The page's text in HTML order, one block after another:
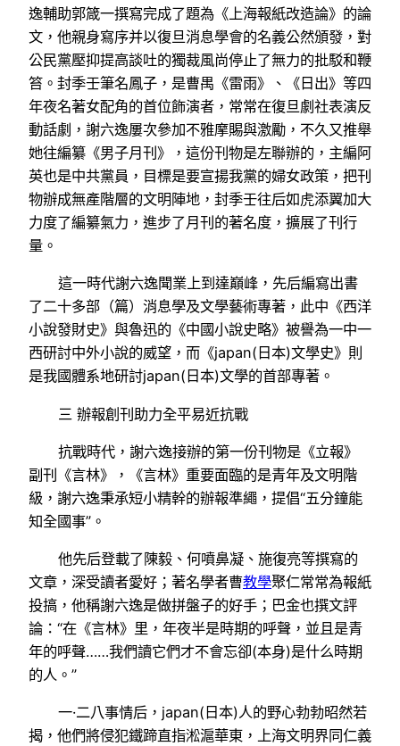
逸輔助郭箴一撰寫完成了題為《上海報紙改造論》的論
文，他親身寫序并以復旦消息學會的名義公然頒發，對
公民黨壓抑提高談吐的獨裁風尚停止了無力的批駁和鞭
笞。封季壬筆名鳳子，是曹禺《雷雨》、《日出》等四
年夜名著女配角的首位飾演者，常常在復旦劇社表演反
動話劇，謝六逸屢次參加不雅摩賜與激勵，不久又推舉
她往編纂《男子月刊》，這份刊物是左聯辦的，主編阿
英也是中共黨員，目標是要宣揚我黨的婦女政策，把刊
物辦成無產階層的文明陣地，封季壬往后如虎添翼加大
力度了編纂氣力，進步了月刊的著名度，擴展了刊行
量。
這一時代謝六逸聞業上到達巔峰，先后編寫出書
了二十多部（篇）消息學及文學藝術專著，此中《西洋
小說發財史》與魯迅的《中國小說史略》被譽為一中一
西研討中外小說的威望，而《japan(日本)文學史》則
是我國體系地研討japan(日本)文學的首部專著。
三 辦報創刊助力全平易近抗戰
抗戰時代，謝六逸接辦的第一份刊物是《立報》
副刊《言林》，《言林》重要面臨的是青年及文明階
級，謝六逸秉承短小精幹的辦報準繩，提倡“五分鐘能
知全國事”。
他先后登載了陳毅、何噴鼻凝、施復亮等撰寫的
文章，深受讀者愛好；著名學者曹教學聚仁常常為報紙
投搞，他稱謝六逸是做拼盤子的好手；巴金也撰文評
論：“在《言林》里，年夜半是時期的呼聲，並且是青
年的呼聲……我們讀它們才不會忘卻(本身)是什么時期
的人。”
一·二八事情后，japan(日本)人的野心勃勃昭然若
揭，他們將侵犯鐵蹄直指淞滬華東，上海文明界同仁義